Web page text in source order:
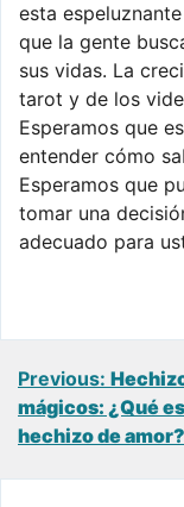
esta
que la gente
sus vidas. La
tarot y de los
Esperamos que
entender cómo
Esperamos que
tomar una
adecuado para
de
Previous:
mágicos: ¿Qué
hechizo de amor?